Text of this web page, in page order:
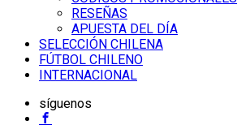
RESEÑAS
APUESTA DEL DÍA
SELECCIÓN CHILENA
FÚTBOL CHILENO
INTERNACIONAL
síguenos